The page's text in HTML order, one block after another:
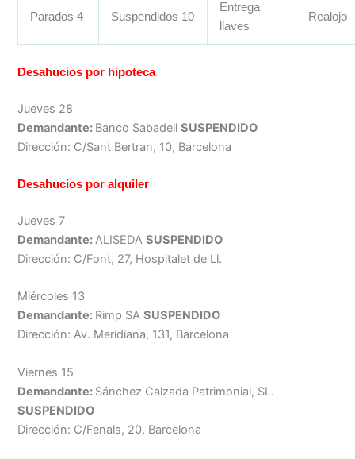
Parados 4 Suspendidos 10
Entrega
llaves
Realojo
Desahucios por hipoteca
Jueves 28
Demandante: Banco SabadellSUSPENDIDO
Dirección: C/Sant Bertran, 10, Barcelona
Desahucios por alquiler
Jueves 7
Demandante:ALISEDASUSPENDIDO
Dirección: C/Font, 27, Hospitalet de Ll.
Miércoles 13
Demandante: Rimp SASUSPENDIDO
Dirección: Av. Meridiana, 131, Barcelona
Viernes 15
Demandante: Sánchez Calzada Patrimonial, SL.
SUSPENDIDO
Dirección: C/Fenals, 20, Barcelona